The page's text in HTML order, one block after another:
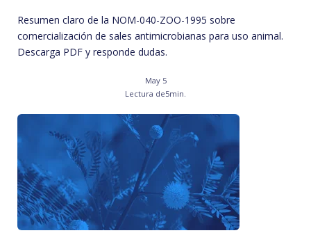
Resumen claro de la NOM-040-ZOO-1995 sobre
comercialización de sales antimicrobianas para uso animal.
Descarga PDF y responde dudas.
May 5
Lectura de5min.